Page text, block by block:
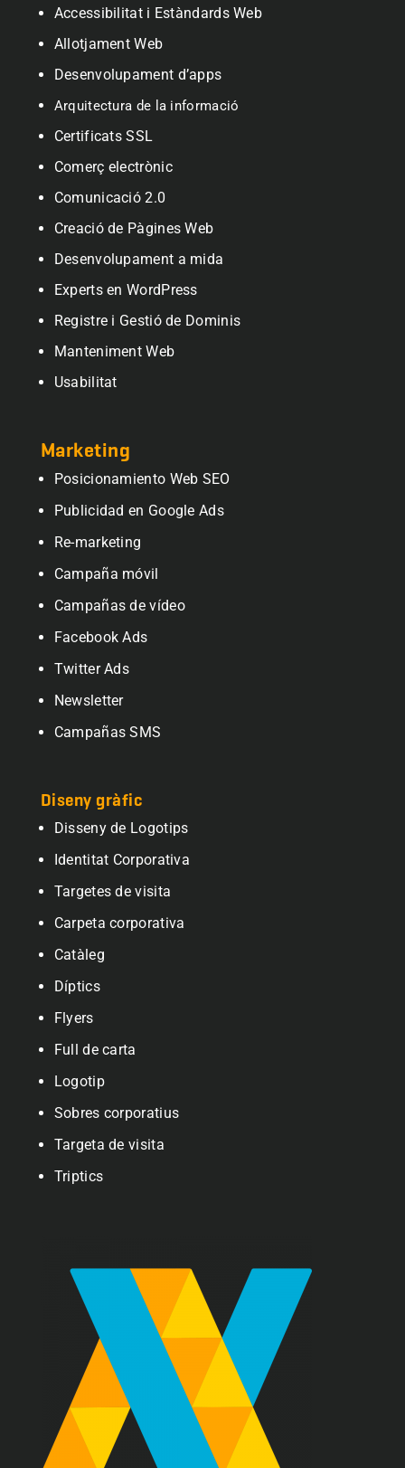
Accessibilitat i Estàndards Web
Allotjament Web
Desenvolupament d’apps
Arquitectura de la informació
Certificats SSL
Comerç electrònic
Comunicació 2.0
Creació de Pàgines Web
Desenvolupament a mida
Experts en WordPress
Registre i Gestió de Dominis
Manteniment Web
Usabilitat
Marketing
Posicionamiento Web SEO
Publicidad en Google Ads
Re-marketing
Campaña móvil
Campañas de vídeo
Facebook Ads
Twitter Ads
Newsletter
Campañas SMS
Diseny gràfic
Disseny de Logotips
Identitat Corporativa
Targetes de visita
Carpeta corporativa
Catàleg
Díptics
Flyers
Full de carta
Logotip
Sobres corporatius
Targeta de visita
Triptics